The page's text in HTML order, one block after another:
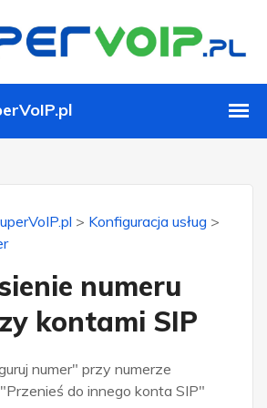
> Konfiguracja usług >
numeru
kontami SIP
numer" przy numerze
do innego konta SIP"